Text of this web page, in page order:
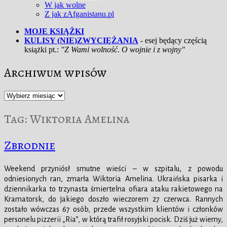
W jak wolne
Z jak zAfganistanu.pl
MOJE KSIĄŻKI
KULISY (NIE)ZWYCIĘŻANIA - esej będący częścią
książki pt.: "Z Wami wolność. O wojnie i z wojny"
Archiwum wpisów
Archiwum
Tag:Wiktoria Amelina
Zbrodnie
Weekend przyniósł smutne wieści – w szpitalu, z powodu
odniesionych ran, zmarła Wiktoria Amelina. Ukraińska pisarka i
dziennikarka to trzynasta śmiertelna ofiara ataku rakietowego na
Kramatorsk, do jakiego doszło wieczorem 27 czerwca. Rannych
zostało wówczas 67 osób, przede wszystkim klientów i członków
personelu pizzerii „Ria”, w którą trafił rosyjski pocisk. Dziś już wiemy,